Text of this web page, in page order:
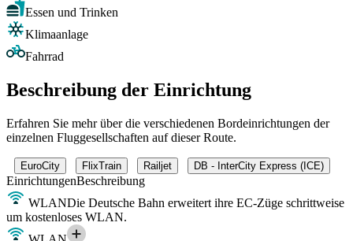
Essen und Trinken
Klimaanlage
Fahrrad
Beschreibung der Einrichtung
Erfahren Sie mehr über die verschiedenen Bordeinrichtungen der
einzelnen Fluggesellschaften auf dieser Route.
EuroCity FlixTrain Railjet DB - InterCity Express (ICE)
EinrichtungenBeschreibung
WLANDie Deutsche Bahn erweitert ihre EC-Züge schrittweise
um kostenloses WLAN.